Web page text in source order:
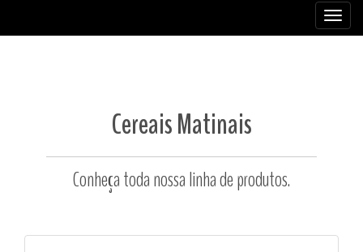
Cereais Matinais
Conheça toda nossa linha de produtos.